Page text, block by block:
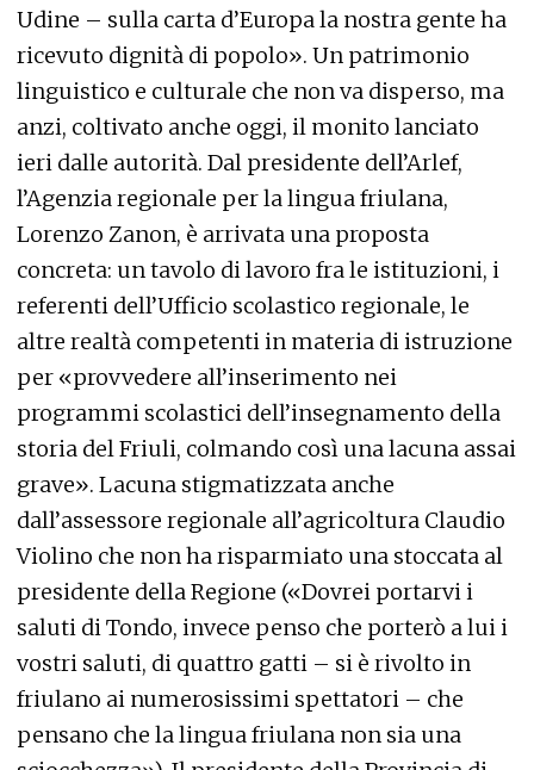
Udine – sulla carta d’Europa la nostra gente ha
ricevuto dignità di popolo». Un patrimonio
linguistico e culturale che non va disperso, ma
anzi, coltivato anche oggi, il monito lanciato
ieri dalle autorità. Dal presidente dell’Arlef,
l’Agenzia regionale per la lingua friulana,
Lorenzo Zanon, è arrivata una proposta
concreta: un tavolo di lavoro fra le istituzioni, i
referenti dell’Ufficio scolastico regionale, le
altre realtà competenti in materia di istruzione
per «provvedere all’inserimento nei
programmi scolastici dell’insegnamento della
storia del Friuli, colmando così una lacuna assai
grave». Lacuna stigmatizzata anche
dall’assessore regionale all’agricoltura Claudio
Violino che non ha risparmiato una stoccata al
presidente della Regione («Dovrei portarvi i
saluti di Tondo, invece penso che porterò a lui i
vostri saluti, di quattro gatti – si è rivolto in
friulano ai numerosissimi spettatori – che
pensano che la lingua friulana non sia una